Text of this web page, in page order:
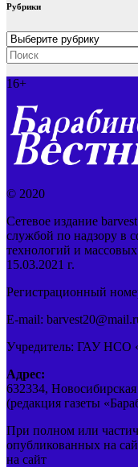
Рубрики
Рубрики
16+
© 2020
Сетевое издание
службой по надзору в
технологий и
15.03.2021 г.
Регистрационный
E-mail:
Учредитель: ГАУ НСО
Адрес:
632334,
(редакция газеты
При полном или
опубликованных на
на сайт